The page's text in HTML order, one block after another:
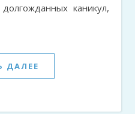
каникул,
ДАЛЕЕ